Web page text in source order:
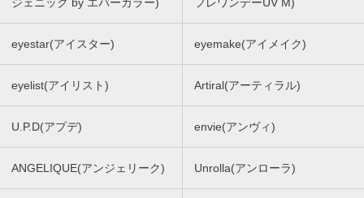
eyestar(アイスター) eyemake(アイメイク)
eyelist(アイリスト) Artiral(アーティラル)
U.P.D(アプデ) envie(アンヴィ)
ANGELIQUE(アンジェリーク) Unrolla(アンローラ)